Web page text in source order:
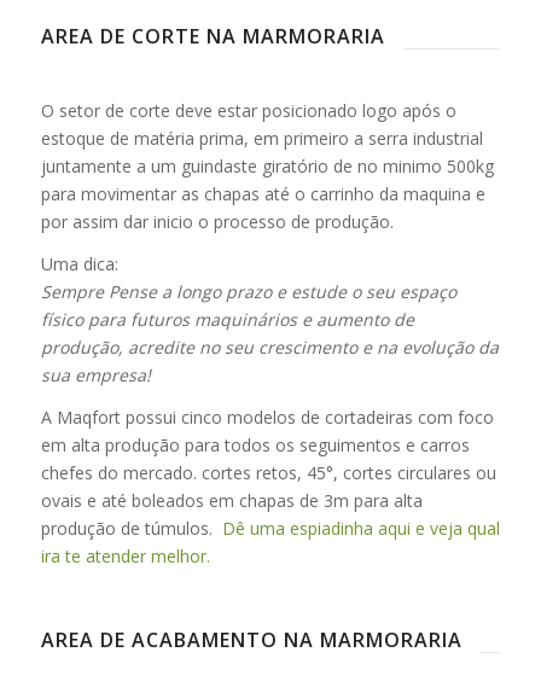
AREA DE CORTE NA MARMORARIA
O setor de corte deve estar posicionado logo após o
estoque de matéria prima, em primeiro a serra industrial
juntamente a um guindaste giratório de no minimo 500kg
para movimentar as chapas até o carrinho da maquina e
por assim dar inicio o processo de produção.
Uma dica:
Sempre Pense a longo prazo e estude o seu espaço
físico para futuros maquinários e aumento de
produção, acredite no seu crescimento e na evolução da
sua empresa!
A Maqfort possui cinco modelos de cortadeiras com foco
em alta produção para todos os seguimentos e carros
chefes do mercado. cortes retos, 45°, cortes circulares ou
ovais e até boleados em chapas de 3m para alta
produção de túmulos. Dê uma espiadinha aqui e veja qual
ira te atender melhor.
AREA DE ACABAMENTO NA MARMORARIA